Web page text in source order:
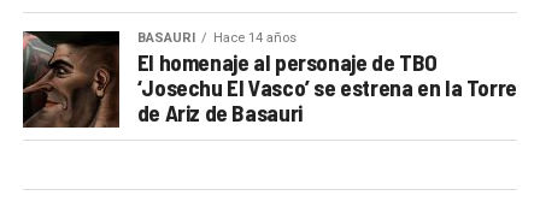
BASAURI Hace 14 años
El homenaje al personaje de TBO
‘Josechu El Vasco’ se estrena en la Torre
de Ariz de Basauri